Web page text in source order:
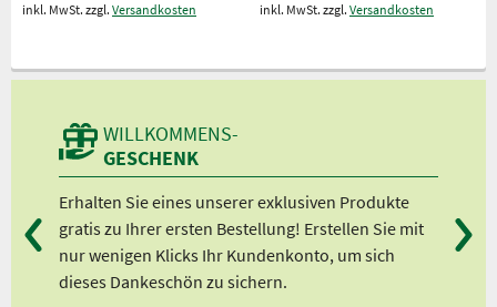
inkl. MwSt. zzgl. Versandkosten inkl. MwSt. zzgl. Versandkosten
WILLKOMMENS-
GESCHENK
Erhalten Sie eines unserer exklusiven Produkte
gratis zu Ihrer ersten Bestellung! Erstellen Sie mit
nur wenigen Klicks Ihr Kundenkonto, um sich
dieses Dankeschön zu sichern.
Ab